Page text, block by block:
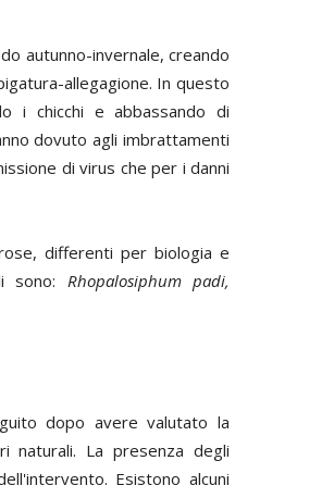
autunno-invernale, creando
allegagione. In questo
i chicchi e abbassando di
dovuto agli imbrattamenti
di virus che per i danni
differenti per biologia e
sono: Rhopalosiphum padi,
dopo avere valutato la
naturali. La presenza degli
Esistono alcuni